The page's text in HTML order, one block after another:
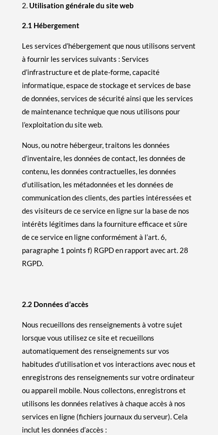
Utilisation générale du site web
2.1 Hébergement
Les services d’hébergement que nous utilisons servent
à fournir les services suivants : Services
d’infrastructure et de plate-forme, capacité
informatique, espace de stockage et services de base
de données, services de sécurité ainsi que les services
de maintenance technique que nous utilisons pour
l’exploitation du site web.
Nous, ou notre hébergeur, traitons les données
d’inventaire, les données de contact, les données de
contenu, les données contractuelles, les données
d’utilisation, les métadonnées et les données de
communication des clients, des parties intéressées et
des visiteurs de ce service en ligne sur la base de nos
intérêts légitimes dans la fourniture efficace et sûre
de ce service en ligne conformément à l’art. 6,
paragraphe 1 points f) RGPD en rapport avec art. 28
RGPD.
2.2 Données d’accès
Nous recueillons des renseignements à votre sujet
lorsque vous utilisez ce site et recueillons
automatiquement des renseignements sur vos
habitudes d’utilisation et vos interactions avec nous et
enregistrons des renseignements sur votre ordinateur
ou appareil mobile. Nous collectons, enregistrons et
utilisons les données relatives à chaque accès à nos
services en ligne (fichiers journaux du serveur). Cela
inclut les données d’accès :